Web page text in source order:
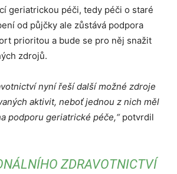
geriatrickou péči, tedy péči o staré
od půjčky ale zůstává podpora
prioritou a bude se pro něj snažit
zdrojů.
nyní řeší další možné zdroje
aktivit, neboť jednou z nich měl
podporu geriatrické péče,“ potvrdil
ZDRAVOTNICTVÍ